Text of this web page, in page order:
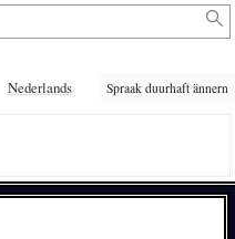
Nederlands Spraak duurhaft ännern